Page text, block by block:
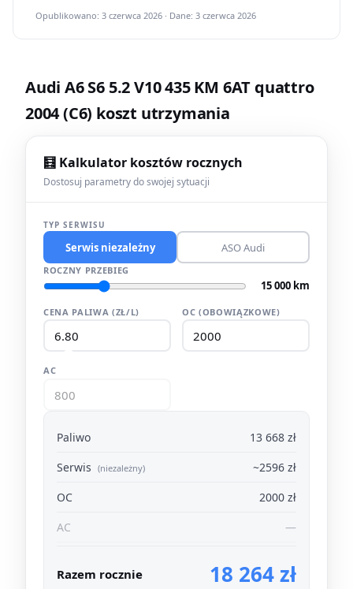
Opublikowano: 3 czerwca 2026 · Dane: 3 czerwca 2026
Audi A6 S6 5.2 V10 435 KM 6AT quattro
2004 (C6) koszt utrzymania
🧮 Kalkulator kosztów rocznych
Dostosuj parametry do swojej sytuacji
TYP SERWISU
Serwis niezależny ASO Audi
ROCZNY PRZEBIEG
15 000 km
CENA PALIWA (ZŁ/L) OC (OBOWIĄZKOWE)
AC
Paliwo
13 668 zł
Serwis (niezależny)
~2596 zł
OC
2000 zł
AC
—
Razem rocznie 18 264 zł